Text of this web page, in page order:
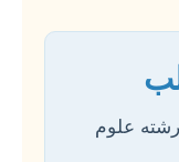
رشته علوم